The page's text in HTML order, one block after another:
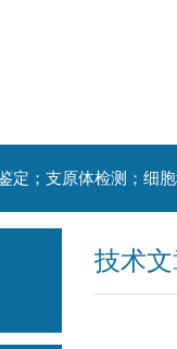
技术